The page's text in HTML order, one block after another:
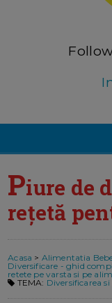
Piure de
rețetă
Acasa > Alimentatia
Diversificare - ghid
retete pe varsta si pe
TEMA: Diversificarea